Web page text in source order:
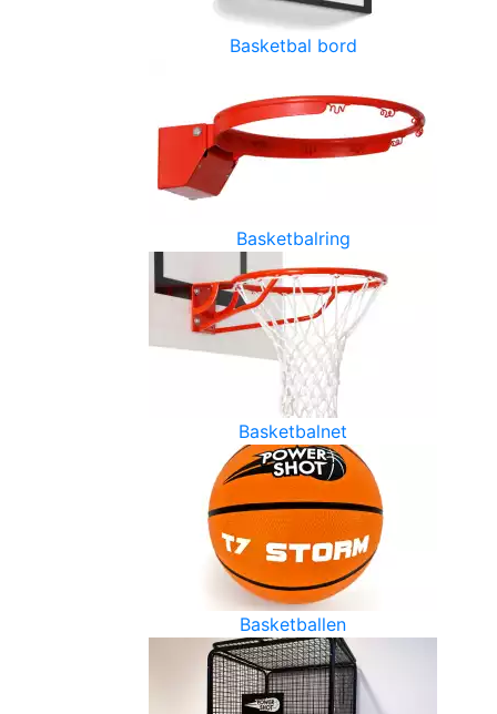
Basketbal bord
Basketbalring
Basketbalnet
Basketballen